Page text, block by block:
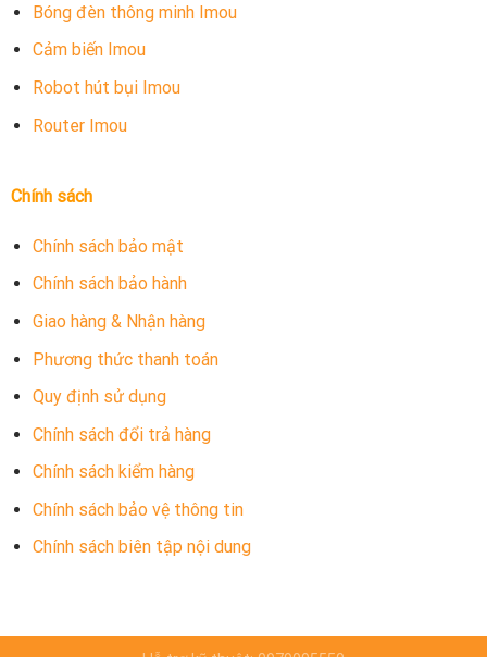
Bóng đèn thông minh Imou
Cảm biến Imou
Robot hút bụi Imou
Router Imou
Chính sách
Chính sách bảo mật
Chính sách bảo hành
Giao hàng & Nhận hàng
Phương thức thanh toán
Quy định sử dụng
Chính sách đổi trả hàng
Chính sách kiểm hàng
Chính sách bảo vệ thông tin
Chính sách biên tập nội dung